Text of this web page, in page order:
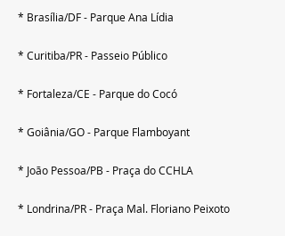
* Brasília/DF - Parque Ana Lídia
* Curitiba/PR - Passeio Público
* Fortaleza/CE - Parque do Cocó
* Goiânia/GO - Parque Flamboyant
* João Pessoa/PB - Praça do CCHLA
* Londrina/PR - Praça Mal. Floriano Peixoto